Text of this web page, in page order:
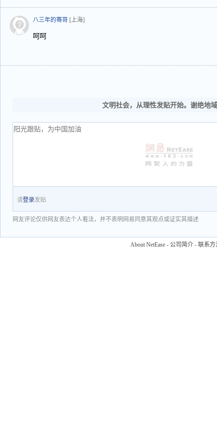
八三年的骞哥 [上海]
呵呵
文明社会，从理性发贴开始。谢绝地
请登录发贴
网友评论仅供网友表达个人看法，并不表明网易同意其观点或证实其描述
About NetEase - 公司简介 - 联系方